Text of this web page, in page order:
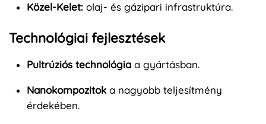
Közel-Kelet: olaj- és gázipari infrastruktúra.
Technológiai fejlesztések
Pultrúziós technológia a gyártásban.
Nanokompozitoka nagyobb teljesítmény
érdekében.